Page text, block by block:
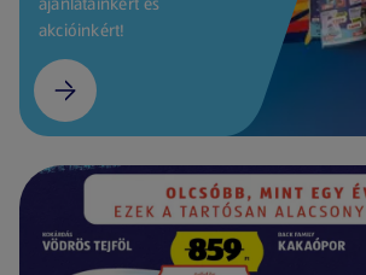
akcióinkért!